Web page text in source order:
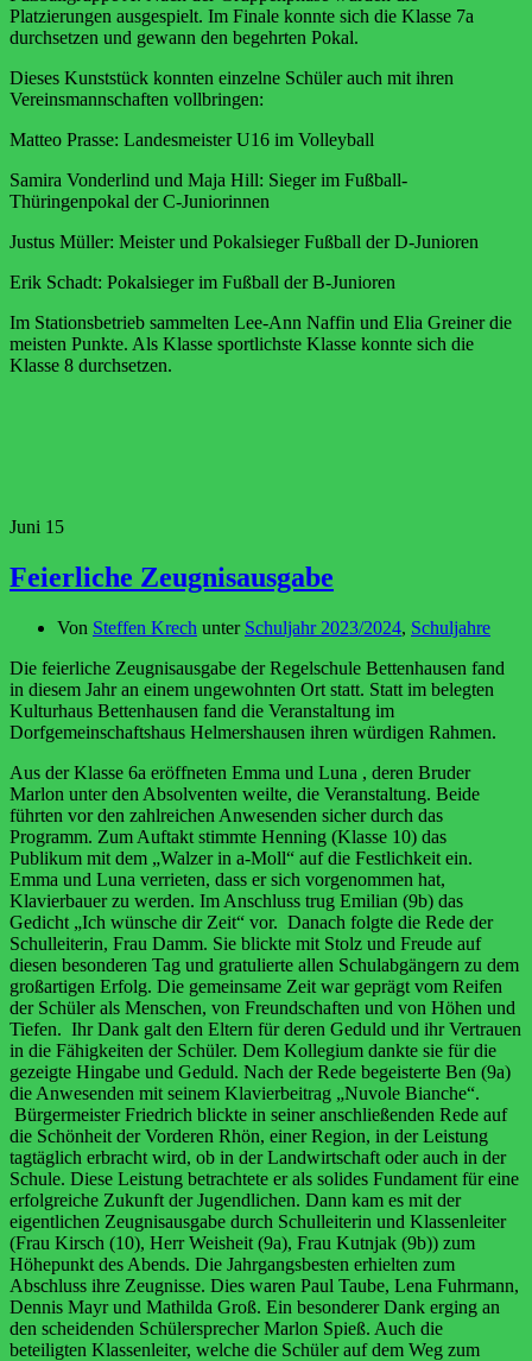
Platzierungen ausgespielt. Im Finale konnte sich die Klasse 7a
durchsetzen und gewann den begehrten Pokal.
Dieses Kunststück konnten einzelne Schüler auch mit ihren
Vereinsmannschaften vollbringen:
Matteo Prasse: Landesmeister U16 im Volleyball
Samira Vonderlind und Maja Hill: Sieger im Fußball-
Thüringenpokal der C-Juniorinnen
Justus Müller: Meister und Pokalsieger Fußball der D-Junioren
Erik Schadt: Pokalsieger im Fußball der B-Junioren
Im Stationsbetrieb sammelten Lee-Ann Naffin und Elia Greiner die
meisten Punkte. Als Klasse sportlichste Klasse konnte sich die
Klasse 8 durchsetzen.
Juni 15
Feierliche Zeugnisausgabe
Von Steffen Krech unter Schuljahr 2023/2024, Schuljahre
Die feierliche Zeugnisausgabe der Regelschule Bettenhausen fand
in diesem Jahr an einem ungewohnten Ort statt. Statt im belegten
Kulturhaus Bettenhausen fand die Veranstaltung im
Dorfgemeinschaftshaus Helmershausen ihren würdigen Rahmen.
Aus der Klasse 6a eröffneten Emma und Luna , deren Bruder
Marlon unter den Absolventen weilte, die Veranstaltung. Beide
führten vor den zahlreichen Anwesenden sicher durch das
Programm. Zum Auftakt stimmte Henning (Klasse 10) das
Publikum mit dem „Walzer in a-Moll“ auf die Festlichkeit ein.
Emma und Luna verrieten, dass er sich vorgenommen hat,
Klavierbauer zu werden. Im Anschluss trug Emilian (9b) das
Gedicht „Ich wünsche dir Zeit“ vor. Danach folgte die Rede der
Schulleiterin, Frau Damm. Sie blickte mit Stolz und Freude auf
diesen besonderen Tag und gratulierte allen Schulabgängern zu dem
großartigen Erfolg. Die gemeinsame Zeit war geprägt vom Reifen
der Schüler als Menschen, von Freundschaften und von Höhen und
Tiefen. Ihr Dank galt den Eltern für deren Geduld und ihr Vertrauen
in die Fähigkeiten der Schüler. Dem Kollegium dankte sie für die
gezeigte Hingabe und Geduld. Nach der Rede begeisterte Ben (9a)
die Anwesenden mit seinem Klavierbeitrag „Nuvole Bianche“.
Bürgermeister Friedrich blickte in seiner anschließenden Rede auf
die Schönheit der Vorderen Rhön, einer Region, in der Leistung
tagtäglich erbracht wird, ob in der Landwirtschaft oder auch in der
Schule. Diese Leistung betrachtete er als solides Fundament für eine
erfolgreiche Zukunft der Jugendlichen. Dann kam es mit der
eigentlichen Zeugnisausgabe durch Schulleiterin und Klassenleiter
(Frau Kirsch (10), Herr Weisheit (9a), Frau Kutnjak (9b)) zum
Höhepunkt des Abends. Die Jahrgangsbesten erhielten zum
Abschluss ihre Zeugnisse. Dies waren Paul Taube, Lena Fuhrmann,
Dennis Mayr und Mathilda Groß. Ein besonderer Dank erging an
den scheidenden Schülersprecher Marlon Spieß. Auch die
beteiligten Klassenleiter, welche die Schüler auf dem Weg zum